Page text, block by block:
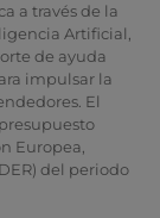
a través de la
Artificial,
de ayuda
impulsar la
El
Europea,
del periodo